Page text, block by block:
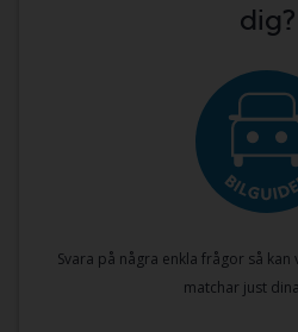
dig?
Svara på några enkla frågor så
matchar just